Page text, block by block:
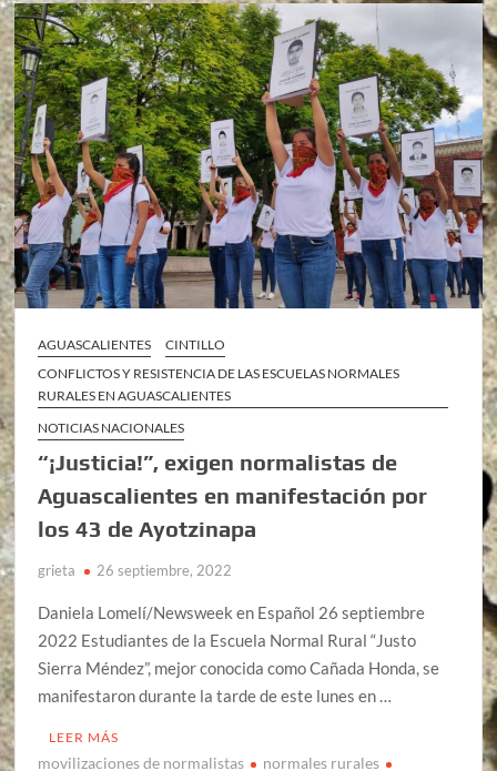
AGUASCALIENTES
CINTILLO
CONFLICTOS Y RESISTENCIA DE LAS ESCUELAS NORMALES
RURALES EN AGUASCALIENTES
NOTICIAS NACIONALES
“¡Justicia!”, exigen normalistas de
Aguascalientes en manifestación por
los 43 de Ayotzinapa
grieta 26 septiembre, 2022
Daniela Lomelí/Newsweek en Español 26 septiembre
2022 Estudiantes de la Escuela Normal Rural “Justo
Sierra Méndez”, mejor conocida como Cañada Honda, se
manifestaron durante la tarde de este lunes en …
LEER MÁS
movilizaciones de normalistas normales rurales